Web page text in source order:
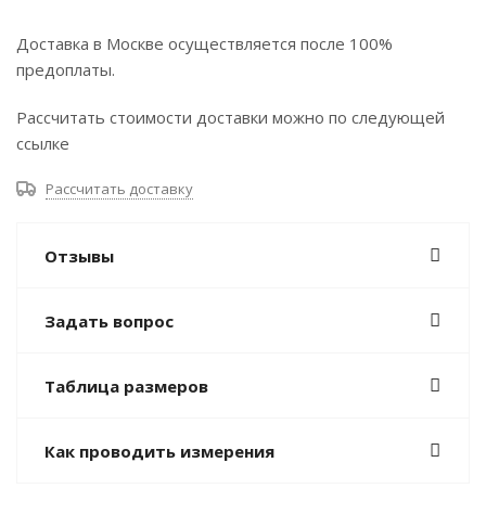
Доставка в Москве осуществляется после 100%
предоплаты.
Рассчитать стоимости доставки можно по следующей
ссылке
Рассчитать доставку
Отзывы
Задать вопрос
Таблица размеров
Как проводить измерения